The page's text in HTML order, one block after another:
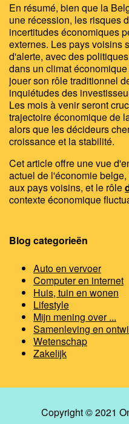
En résumé, bien que la
une récession, les risques
incertitudes économiques
externes. Les pays voisins
d'alerte, avec des
dans un climat
jouer son rôle traditionnel
inquiétudes des
Les mois à venir seront
trajectoire économique de
alors que les décideurs
croissance et la stabilité.
Cet article offre une vue
actuel de l'économie
aux pays voisins, et le rôle
contexte économique
Blog categorieën
Auto en vervoer
Computer en internet
Huis, tuin en wonen
Lifestyle
Mijn mening over ...
Samenleving en
Wetenschap
Zakelijk
Copyright © 2021